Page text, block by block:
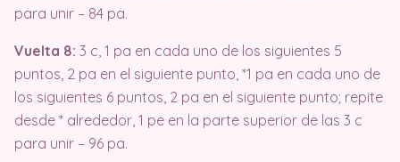
para unir – 84 pa.
Vuelta 8: 3 c, 1 pa en cada uno de los siguientes 5
puntos, 2 pa en el siguiente punto, *1 pa en cada uno de
los siguientes 6 puntos, 2 pa en el siguiente punto; repite
desde * alrededor, 1 pe en la parte superior de las 3 c
para unir – 96 pa.